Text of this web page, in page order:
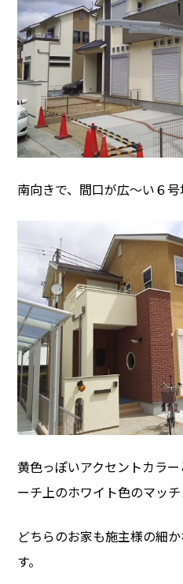
南向きで、間口が広～い６号
黄色っぽいアクセントカラ
ーチ上のホワイト色のマッチ
どちらのお家も施主様の細
す。